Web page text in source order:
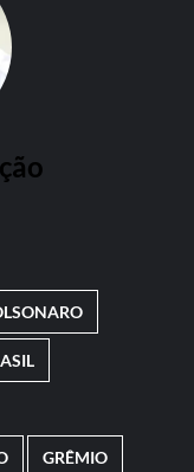
GRÊMIO